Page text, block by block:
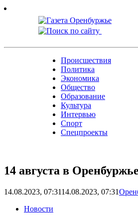
Skip
Происшествия
Политика
Экономика
Общество
Образование
Культура
Интервью
Спорт
Спецпроекты
14 августа в
14.08.2023, 07:3114.08.2023, 07:31
Новости